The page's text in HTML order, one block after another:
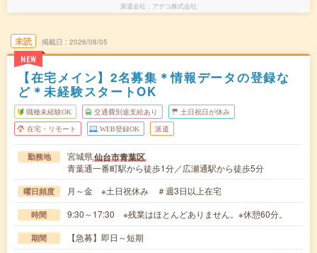
派遣会社 アデコ株式会社
未読
NEW
掲載日 2026/08/05
【在宅メイン】2名募集＊情報データの登録な
ど＊未経験スタートOK
職種未経験OK 交通費別途支給あり 土日祝日が休み
在宅・リモート WEB登録OK 派遣
勤務地 宮城県仙台市青葉区
青葉通一番町駅から徒歩1分／広瀬通駅から徒歩5分
曜日頻度 月～金 ※土日祝休み ＃週3日以上在宅
時間 9:30～17:30 ※残業はほとんどありません。※休憩60分。
期間 【急募】即日～短期